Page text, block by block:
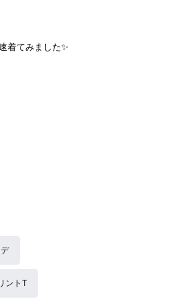
着てみました✨
ントT